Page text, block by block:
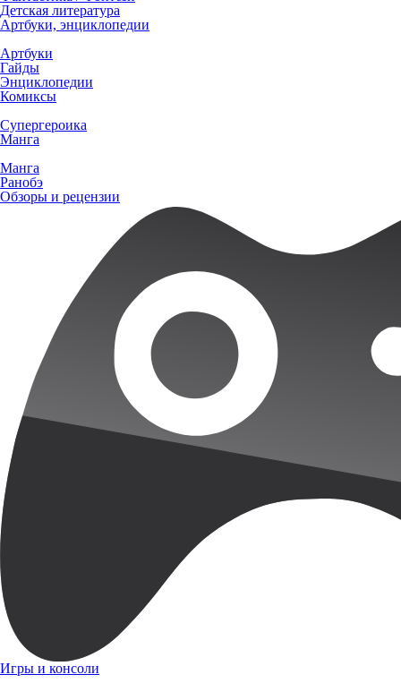
Детская литература
Артбуки, энциклопедии
Артбуки
Гайды
Энциклопедии
Комиксы
Супергероика
Манга
Манга
Ранобэ
Обзоры и рецензии
Игры и консоли